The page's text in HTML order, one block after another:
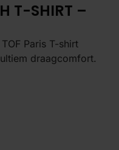
T-SHIRT –
Paris T-shirt
draagcomfort.